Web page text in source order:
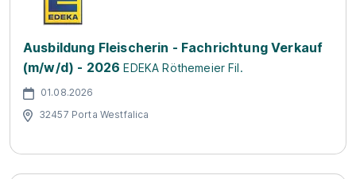
Ausbildung Fleischerin - Fachrichtung Verkauf
(m/w/d) - 2026 EDEKA Röthemeier Fil.
01.08.2026
32457 Porta Westfalica